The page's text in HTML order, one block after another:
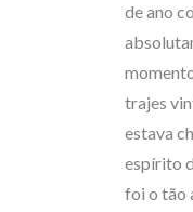
de ano
trajes
estava
espírito
foi o tão